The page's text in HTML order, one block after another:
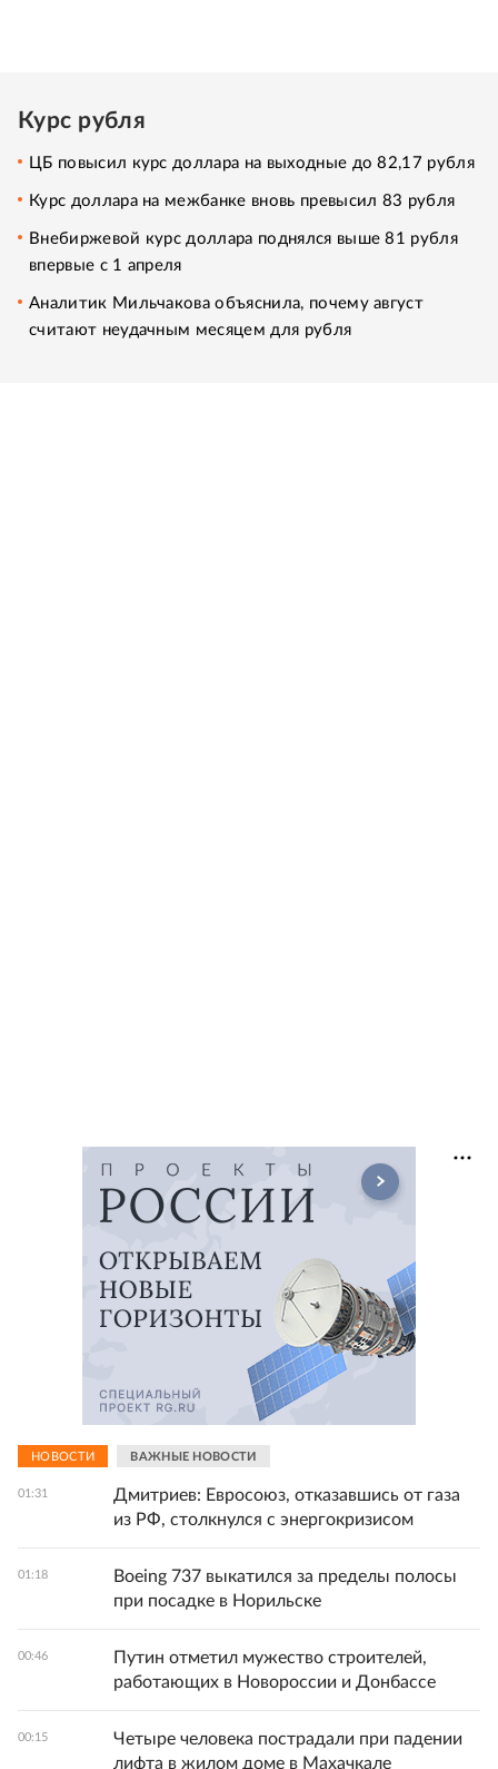
Курс рубля
ЦБ повысил курс доллара на выходные до 82,17 рубля
Курс доллара на межбанке вновь превысил 83 рубля
Внебиржевой курс доллара поднялся выше 81 рубля
впервые с 1 апреля
Аналитик Мильчакова объяснила, почему август
считают неудачным месяцем для рубля
НОВОСТИ ВАЖНЫЕ НОВОСТИ
01:31
Дмитриев: Евросоюз, отказавшись от газа
из РФ, столкнулся с энергокризисом
01:18
Boeing 737 выкатился за пределы полосы
при посадке в Норильске
00:46
Путин отметил мужество строителей,
работающих в Новороссии и Донбассе
00:15
Четыре человека пострадали при падении
лифта в жилом доме в Махачкале